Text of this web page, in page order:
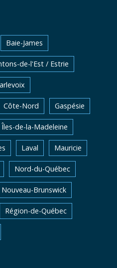
Baie-James
de-l'Est / Estrie
Côte-Nord Gaspésie
Îles-de-la-Madeleine
Laval Mauricie
Nord-du-Québec
Nouveau-Brunswick
Région-de-Québec